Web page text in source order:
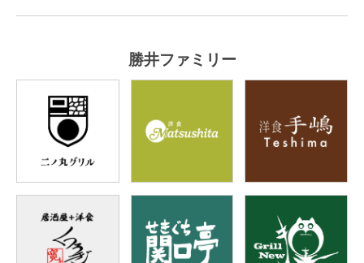
勝井ファミリー